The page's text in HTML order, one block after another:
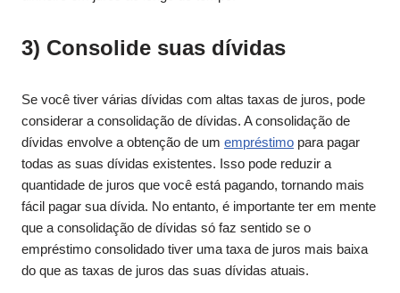
3) Consolide suas dívidas
Se você tiver várias dívidas com altas taxas de juros, pode
considerar a consolidação de dívidas. A consolidação de
dívidas envolve a obtenção de um empréstimo para pagar
todas as suas dívidas existentes. Isso pode reduzir a
quantidade de juros que você está pagando, tornando mais
fácil pagar sua dívida. No entanto, é importante ter em mente
que a consolidação de dívidas só faz sentido se o
empréstimo consolidado tiver uma taxa de juros mais baixa
do que as taxas de juros das suas dívidas atuais.